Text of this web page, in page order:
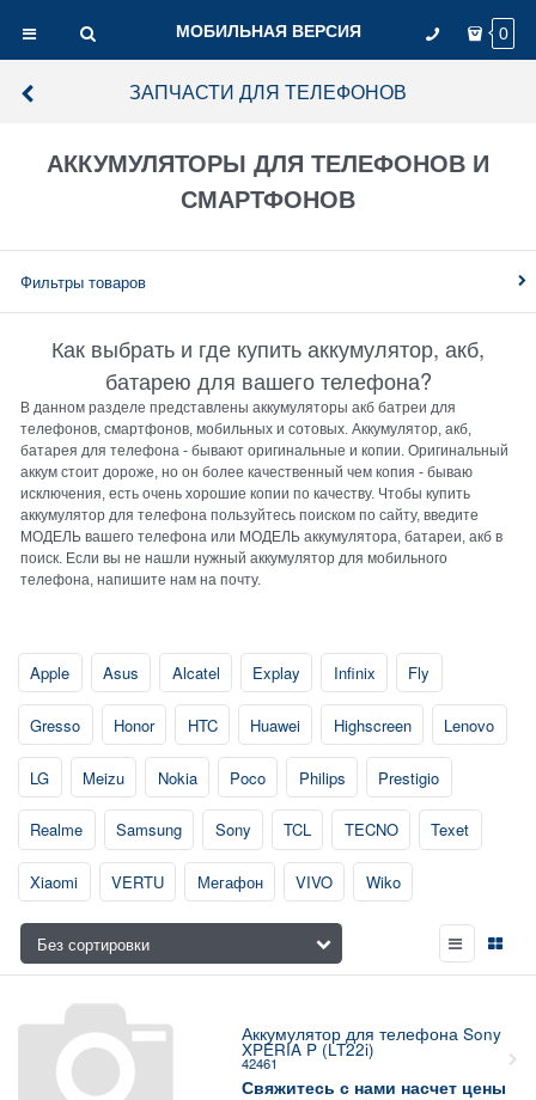
МОБИЛЬНАЯ ВЕРСИЯ 0
ЗАПЧАСТИ ДЛЯ ТЕЛЕФОНОВ
АККУМУЛЯТОРЫ ДЛЯ ТЕЛЕФОНОВ И
СМАРТФОНОВ
Фильтры товаров
Как выбрать и где купить аккумулятор, акб,
батарею для вашего телефона?
В данном разделе представлены аккумуляторы акб батреи для
телефонов, смартфонов, мобильных и сотовых. Аккумулятор, акб,
батарея для телефона - бывают оригинальные и копии. Оригинальный
аккум стоит дороже, но он более качественный чем копия - бываю
исключения, есть очень хорошие копии по качеству. Чтобы купить
аккумулятор для телефона пользуйтесь поиском по сайту, введите
МОДЕЛЬ вашего телефона или МОДЕЛЬ аккумулятора, батареи, акб в
поиск. Если вы не нашли нужный аккумулятор для мобильного
телефона, напишите нам на почту.
Apple Asus Alcatel Explay Infinix Fly
Gresso Honor HTC Huawei Highscreen Lenovo
LG Meizu Nokia Poco Philips Prestigio
Realme Samsung Sony TCL TECNO Texet
Xiaomi VERTU Мегафон VIVO Wiko
Аккумулятор для телефона Sony
XPERIA P (LT22i)
42461
Свяжитесь с нами насчет цены